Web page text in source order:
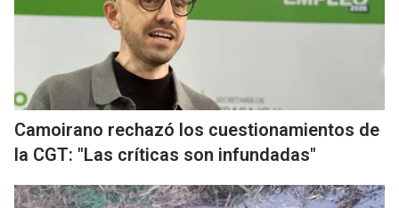
Camoirano rechazó los cuestionamientos de
la CGT: "Las críticas son infundadas"